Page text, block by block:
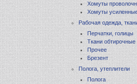
Хомуты
Хомуты
Рабочая одежда,
Перчатки, голицы
Ткани обтирочные
Прочее
Брезент
Полога, утеплители
Полога